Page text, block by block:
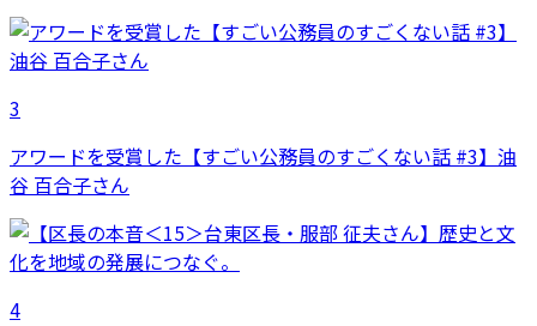
3
アワードを受賞した【すごい公務員のすごくない話 #3】油
谷 百合子さん
4